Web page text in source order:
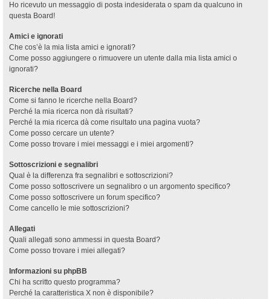
Ho ricevuto un messaggio di posta indesiderata o spam da qualcuno in
questa Board!
Amici e ignorati
Che cos’è la mia lista amici e ignorati?
Come posso aggiungere o rimuovere un utente dalla mia lista amici o
ignorati?
Ricerche nella Board
Come si fanno le ricerche nella Board?
Perché la mia ricerca non dà risultati?
Perché la mia ricerca dà come risultato una pagina vuota?
Come posso cercare un utente?
Come posso trovare i miei messaggi e i miei argomenti?
Sottoscrizioni e segnalibri
Qual è la differenza fra segnalibri e sottoscrizioni?
Come posso sottoscrivere un segnalibro o un argomento specifico?
Come posso sottoscrivere un forum specifico?
Come cancello le mie sottoscrizioni?
Allegati
Quali allegati sono ammessi in questa Board?
Come posso trovare i miei allegati?
Informazioni su phpBB
Chi ha scritto questo programma?
Perché la caratteristica X non è disponibile?